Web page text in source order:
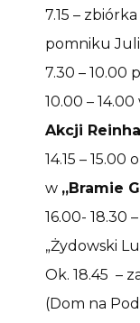
7.15 –
pomniku
7.30 – 10.00
10.00 – 14.00
Akcji
14.15 – 15.00
w „Bramie
16.00- 18.30
„Żydowski
Ok. 18.45 –
(Dom na